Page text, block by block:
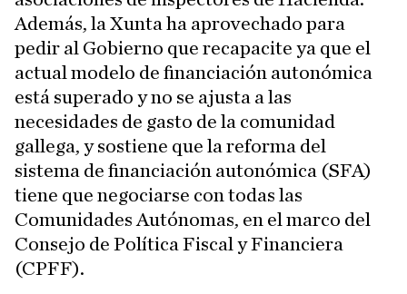
Además, la Xunta ha aprovechado para
pedir al Gobierno que recapacite ya que el
actual modelo de financiación autonómica
está superado y no se ajusta a las
necesidades de gasto de la comunidad
gallega, y sostiene que la reforma del
sistema de financiación autonómica (SFA)
tiene que negociarse con todas las
Comunidades Autónomas, en el marco del
Consejo de Política Fiscal y Financiera
(CPFF).